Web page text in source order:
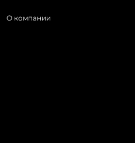
О компании